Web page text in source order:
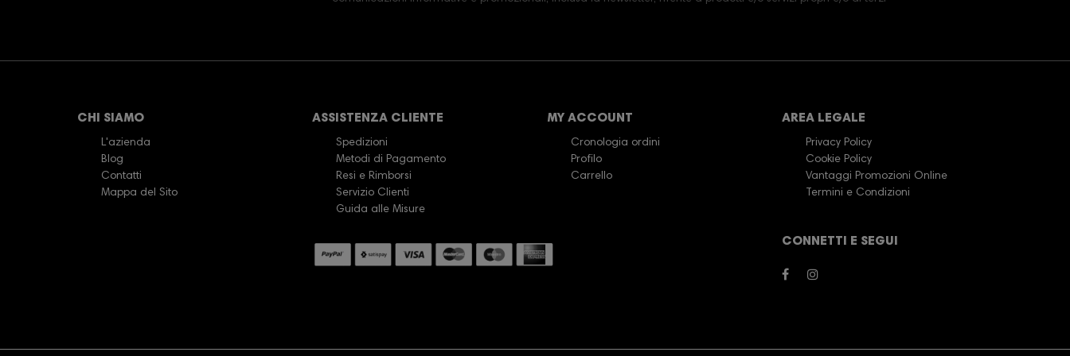
CHI SIAMO
L'azienda
Blog
Contatti
Mappa del Sito
ASSISTENZA CLIENTE
Spedizioni
Metodi di Pagamento
Resi e Rimborsi
Servizio Clienti
Guida alle Misure
MY ACCOUNT
Cronologia ordini
Profilo
Carrello
AREA LEGALE
Privacy Policy
Cookie Policy
Vantaggi Promozioni Online
Termini e Condizioni
CONNETTI E SEGUI